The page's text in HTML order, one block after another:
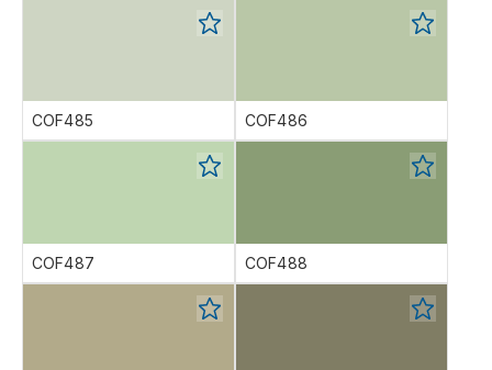
COF485 COF486
COF487 COF488